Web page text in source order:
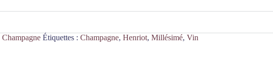
Champagne Étiquettes : Champagne, Henriot, Millésimé, Vin